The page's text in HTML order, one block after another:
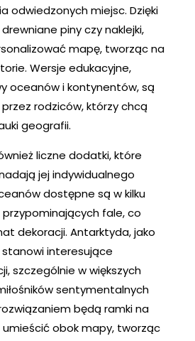
odwiedzonych miejsc. Dzięki
piny czy naklejki,
mapę, tworząc na
Wersje edukacyjne,
oceanów i kontynentów, są
rodziców, którzy chcą
geografii.
liczne dodatki, które
jej indywidualnego
dostępne są w kilku
przypominających fale, co
dekoracji. Antarktyda, jako
interesujące
szczególnie w większych
sentymentalnych
będą ramki na
obok mapy, tworząc